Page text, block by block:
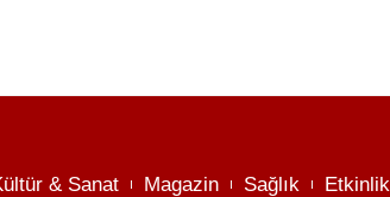
& Sanat Magazin Sağlık Etkinlik